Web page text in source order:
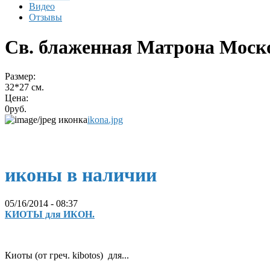
Видео
Отзывы
Св. блаженная Матрона
Размер:
32*27 см.
Цена:
0руб.
ikona.jpg
иконы в наличии
05/16/2014 - 08:37
КИОТЫ для ИКОН.
Киоты (от греч. kibotos) для...